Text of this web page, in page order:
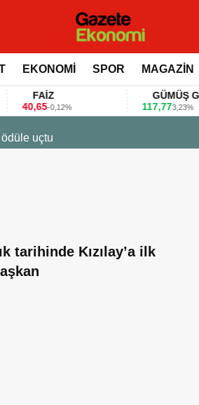
EKONOMİ SPOR MAGAZİN
40,65-0,12%
GÜMÜŞ GRAM
117,773,23%
tarihinde Kızılay’a ilk